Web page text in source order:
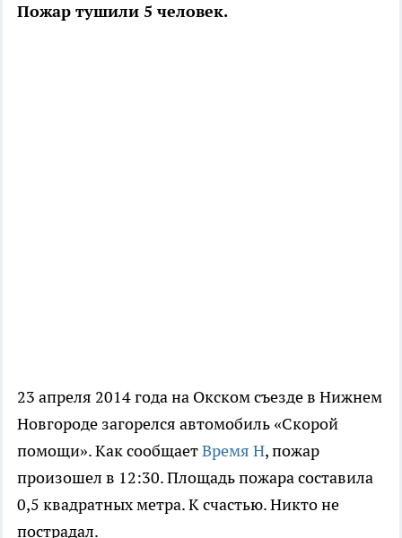
Пожар тушили 5 человек.
23 апреля 2014 года на Окском съезде в Нижнем
Новгороде загорелся автомобиль «Скорой
помощи». Как сообщаетВремя Н, пожар
произошел в 12:30. Площадь пожара составила
0,5 квадратных метра. К счастью. Никто не
пострадал.